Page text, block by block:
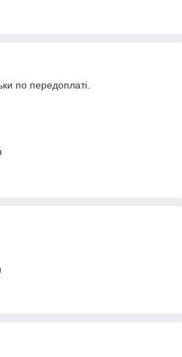
по передоплаті.